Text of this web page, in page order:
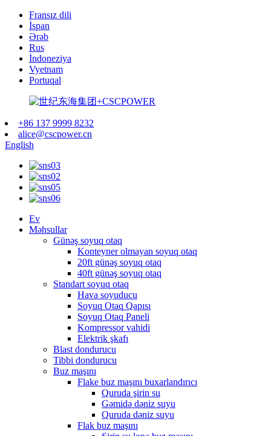
Fransız dili
İspan
Ərəb
Rus
İndoneziya
Vyetnam
Portuqal
+86 137 9999 8232
alice@cscpower.cn
English
Ev
Məhsullar
Günəş soyuq otaq
Konteyner olmayan soyuq otaq
20ft günəş soyuq otaq
40ft günəş soyuq otaq
Standart soyuq otaq
Hava soyuducu
Soyuq Otaq Qapısı
Soyuq Otaq Paneli
Kompressor vahidi
Elektrik şkafı
Blast dondurucu
Tibbi dondurucu
Buz maşını
Flake buz maşını buxarlandırıcı
Quruda şirin su
Gəmidə dəniz suyu
Quruda dəniz suyu
Flak buz maşını